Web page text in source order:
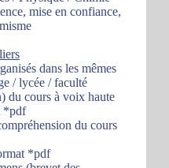
mise en confiance,
dans les mêmes
/ lycée / faculté
du cours à voix haute
*pdf
du cours
*pdf